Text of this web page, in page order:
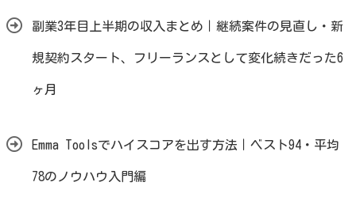
副業3年目上半期の収入まとめ｜継続案件の見直し・新
規契約スタート、フリーランスとして変化続きだった6
ヶ月
Emma Toolsでハイスコアを出す方法｜ベスト94・平均
78のノウハウ入門編